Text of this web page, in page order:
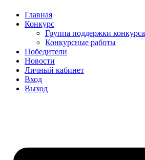
Главная
Конкурс
Группа поддержки конкурса
Конкурсные работы
Победители
Новости
Личный кабинет
Вход
Выход